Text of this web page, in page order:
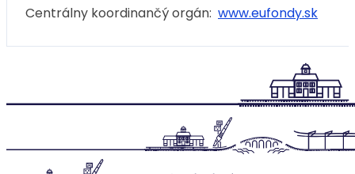
Centrálny koordinančý orgán: www.eufondy.sk